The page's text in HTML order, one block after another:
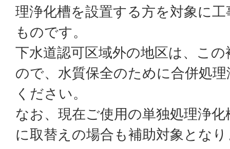
理浄化槽を設置する方を対象に
ものです。
下水道認可区域外の地区は、こ
ので、水質保全のために合併処
ください。
なお、現在ご使用の単独処理浄
に取替えの場合も補助対象とな